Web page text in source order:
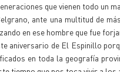
que vienen todo un
ante una multitud de
en ese hombre que fue
aniversario de El Espinillo
en toda la geografía